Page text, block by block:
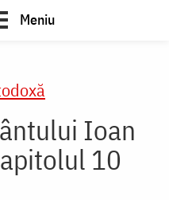
Meniu
Ioan
10